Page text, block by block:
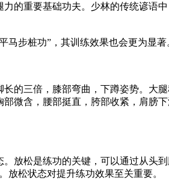
重要基础功夫。少林的传统谚语中
步桩功”，其训练效果也会更为显著
三倍，膝部弯曲，下蹲姿势。大
微含，腰部挺直，胯部收紧，肩膀
松是练功的关键，可以通过从头
松状态对提升练功效果至关重要。